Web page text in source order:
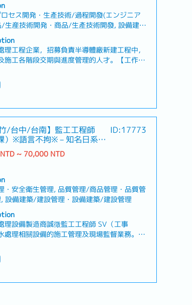
セス開発・生產技術/過程開發(エンジニア
/生産技術開発・商品/生產技術開發, 設備建
設備建築/建設管理
理工程企業，招募負責半導體廠新建工程中，
施工各階段交期與進度管理的人才。【工作內
建工程專案於製造、採購及施工各階段的交期
管理專案整體工程時程與執行進度・確認並協
及施工相關時程・掌握交期延誤或進度異常問
並研擬因應方案・與供應商、協力廠商及施工
相關聯繫與協調・依據新建工程專案需求，協
度並進行資訊共享・製作進度管理表、會議資
・與公司內部相關部門共享資訊並進行業務協
交辦事項
特別休假、婚假、喪假、生理假、產檢假、陪
育嬰假）
月，依業績而定 ※正職員工限定
一年一次）※正職員工限定
常駐於客戶端的情況，公司會準備住處）
3000元
2300元
/台中/台南】監工工程師
）※語言不拘※－知名日系水
商
ID:17773
~ 70,000 NTD
・安全衛生管理, 品質管理/商品管理・品質管
設備建築/建設管理・設備建築/建設管理
理設備製造商誠徵監工工程師 SV（工事
處理相關設備的施工管理及現場監督業務。在
度與安全的前提下，推動專案順利執行的重要
內容】・管理合作廠商之施工，並監督進度與
計規格與技術標準確認施工內容並進行指導・
、課題與風險，並與相關部門進行協調・與客
進行進度報告・設備系統試運轉、檢驗及最終